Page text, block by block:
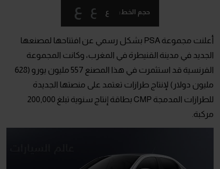
حجم الخط: ع ع ع
أعلنت مجموعة PSA بشكل رسمي عن افتتاحها لمصنعها
الجديد في مدينة القنيطرة في المغرب، وكانت المجموعة
الفرنسية قد استثمرت في هذا المصنع 557 مليون يورو (628
مليون دولار) لإنتاج طرازات تعتمد على منصتها الجديدة
للطرازات المدمجة CMP بطاقة إنتاج سنوية تبلغ 200,000
مركبة.